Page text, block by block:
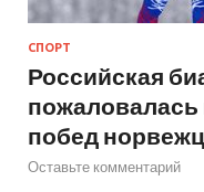
СПОРТ
Российская
побед
Оставьте комментарий